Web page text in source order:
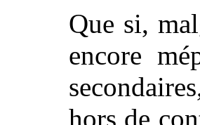
Que si,
encore
hors de